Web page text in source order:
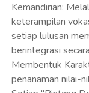
Pendidikan luar
membutuhkan
elemen – guru,
komite sekolah,
Situbondo –
mewujudkan visi